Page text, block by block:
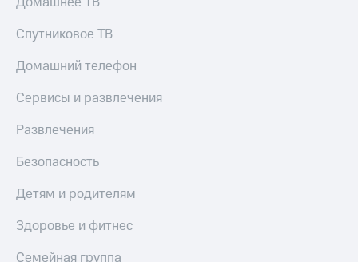
Спутниковое ТВ
Домашний телефон
Сервисы и развлечения
Развлечения
Безопасность
Детям и родителям
Здоровье и фитнес